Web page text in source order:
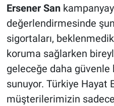
Ersener San
değerlendirmesinde
sigortaları,
koruma sağlarken
geleceğe daha güvenle
sunuyor. Türkiye Hayat
müşterilerimizin